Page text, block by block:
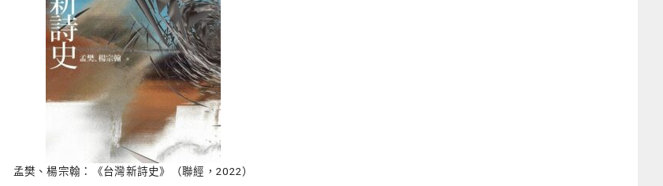
孟樊、楊宗翰：《台灣新詩史》（聯經，2022）